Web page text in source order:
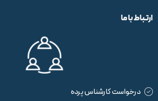
ارتباط با ما
درخواست کارشناس پرده